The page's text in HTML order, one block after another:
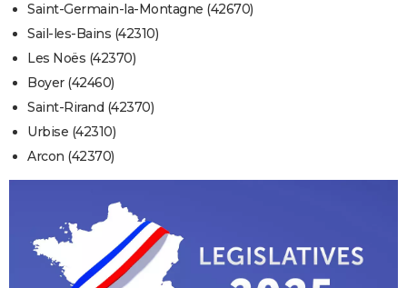
Saint-Germain-la-Montagne (42670)
Sail-les-Bains (42310)
Les Noës (42370)
Boyer (42460)
Saint-Rirand (42370)
Urbise (42310)
Arcon (42370)